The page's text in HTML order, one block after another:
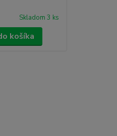
Skladom 3 ks
košíka